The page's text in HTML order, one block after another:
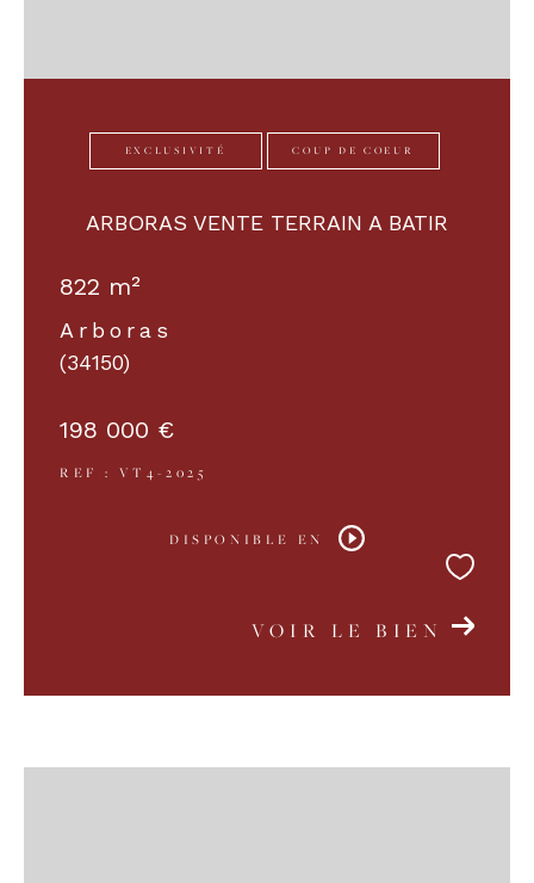
EXCLUSIVITÉ COUP DE COEUR
ARBORAS VENTE TERRAIN A BATIR
822 m²
Arboras
(34150)
198 000 €
REF : VT4-2025
DISPONIBLE EN
VOIR LE BIEN